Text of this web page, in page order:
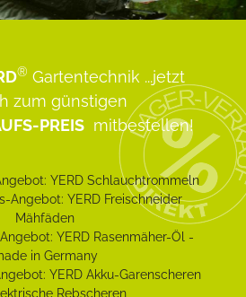
® Gartentechnik ...jetzt
zum günstigen
PREIS mitbestellen!